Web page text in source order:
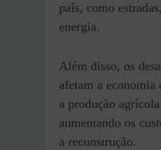
país, como
energia.
Além disso, os
afetam a economia
a produção
aumentando os
a reconstrução.